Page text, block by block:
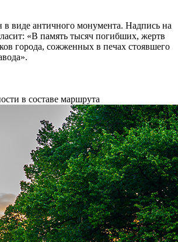
виде античного монумента. Надпись на
«В память тысяч погибших, жертв
города, сожженных в печах стоявшего
в составе маршрута